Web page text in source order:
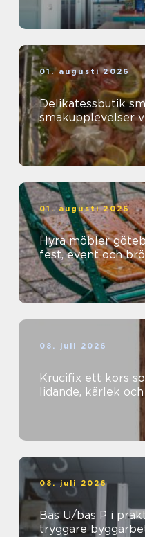
01. augusti 2026
Delikatessbutik
smakupplevelser
01. augusti 2026
Hyra möbler göteborg
fest, event och
08. juli 2026
Krucifix ett kors som berättar om
lidande, kärlek
08. juli 2026
Bas U/bas P i
tryggare